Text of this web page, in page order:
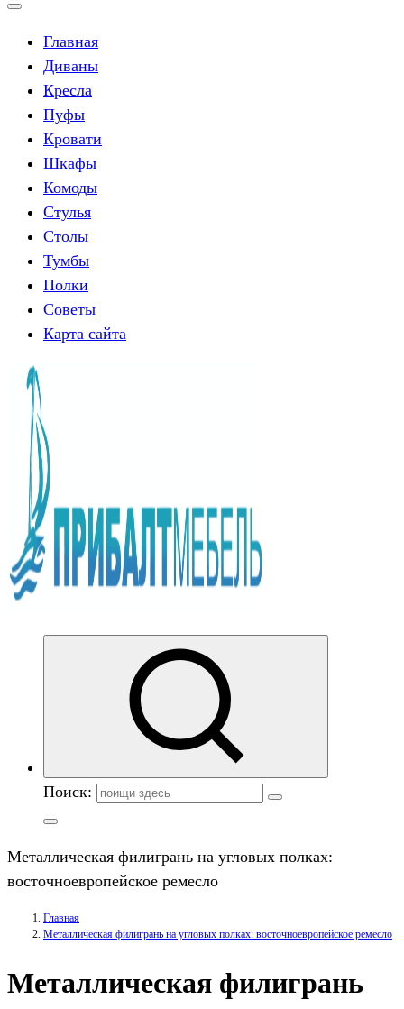
Главная
Диваны
Кресла
Пуфы
Кровати
Шкафы
Комоды
Стулья
Столы
Тумбы
Полки
Советы
Карта сайта
Поиск:
Металлическая филигрань на угловых полках:
восточноевропейское ремесло
Главная
Металлическая филигрань на угловых полках: восточноевропейское ремесло
Металлическая филигрань